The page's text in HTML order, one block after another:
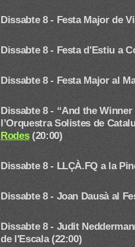
Dissabte 8 - Festa Major de
Dissabte 8 - Festa d'Estiu a
Dissabte 8 - Festa Major al
Dissabte 8 - “And the
l’Orquestra Solistes de
Rodes(20:00)
Dissabte 8 - LLÇÀ.FQ a la
Dissabte 8 - Joan Dausà al
Dissabte 8 - Judit
de l'Escala (22:00)